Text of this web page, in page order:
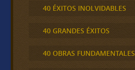
40 ÉXITOS INOLVIDABLES
40 GRANDES ÉXITOS
40 OBRAS FUNDAMENTALES